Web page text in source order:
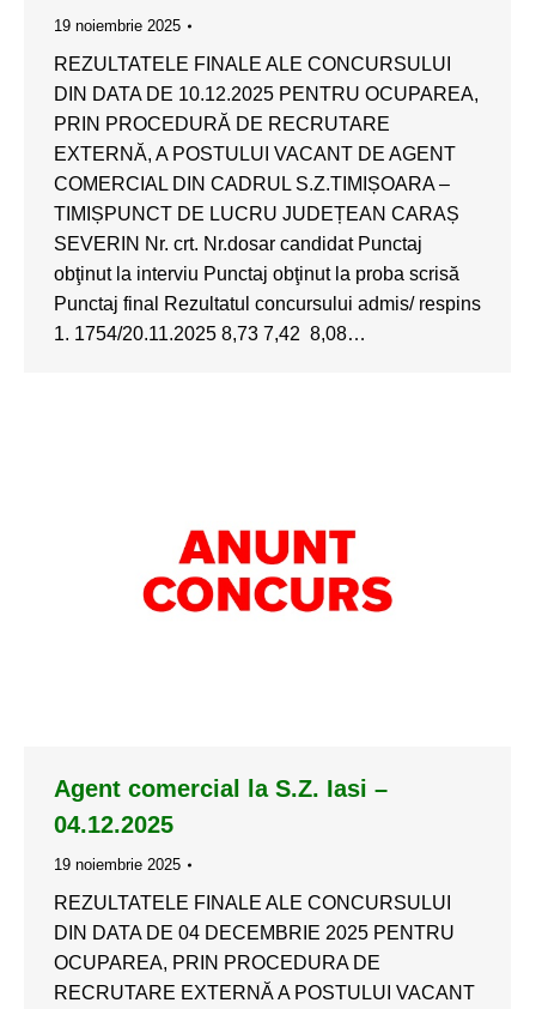
19 noiembrie 2025
REZULTATELE FINALE ALE CONCURSULUI
DIN DATA DE 10.12.2025 PENTRU OCUPAREA,
PRIN PROCEDURĂ DE RECRUTARE
EXTERNĂ, A POSTULUI VACANT DE AGENT
COMERCIAL DIN CADRUL S.Z.TIMIȘOARA –
TIMIȘPUNCT DE LUCRU JUDEȚEAN CARAȘ
SEVERIN Nr. crt. Nr.dosar candidat Punctaj
obţinut la interviu Punctaj obţinut la proba scrisă
Punctaj final Rezultatul concursului admis/ respins
1. 1754/20.11.2025 8,73 7,42 8,08…
Agent comercial la S.Z. Iasi –
04.12.2025
19 noiembrie 2025
REZULTATELE FINALE ALE CONCURSULUI
DIN DATA DE 04 DECEMBRIE 2025 PENTRU
OCUPAREA, PRIN PROCEDURA DE
RECRUTARE EXTERNĂ A POSTULUI VACANT